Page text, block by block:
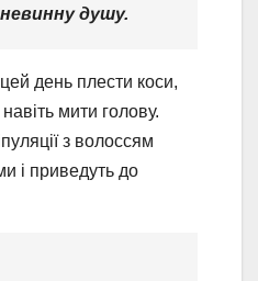
душу.
день плести коси,
мити голову.
з волоссям
і приведуть до